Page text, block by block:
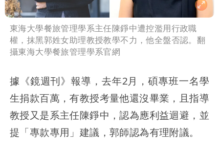
東海大學餐旅管理學系主任陳錚中遭控濫用行政職
權，抹黑郭姓女助理教授教學不力，他全盤否認。翻
攝東海大學餐旅管理學系官網
據《鏡週刊》報導，去年2月，碩專班一名學
生捐款百萬，有教授考量他還沒畢業，且指導
教授又是系主任陳錚中，認為應利益迴避，並
提「專款專用」建議，郭師認為有理附議。